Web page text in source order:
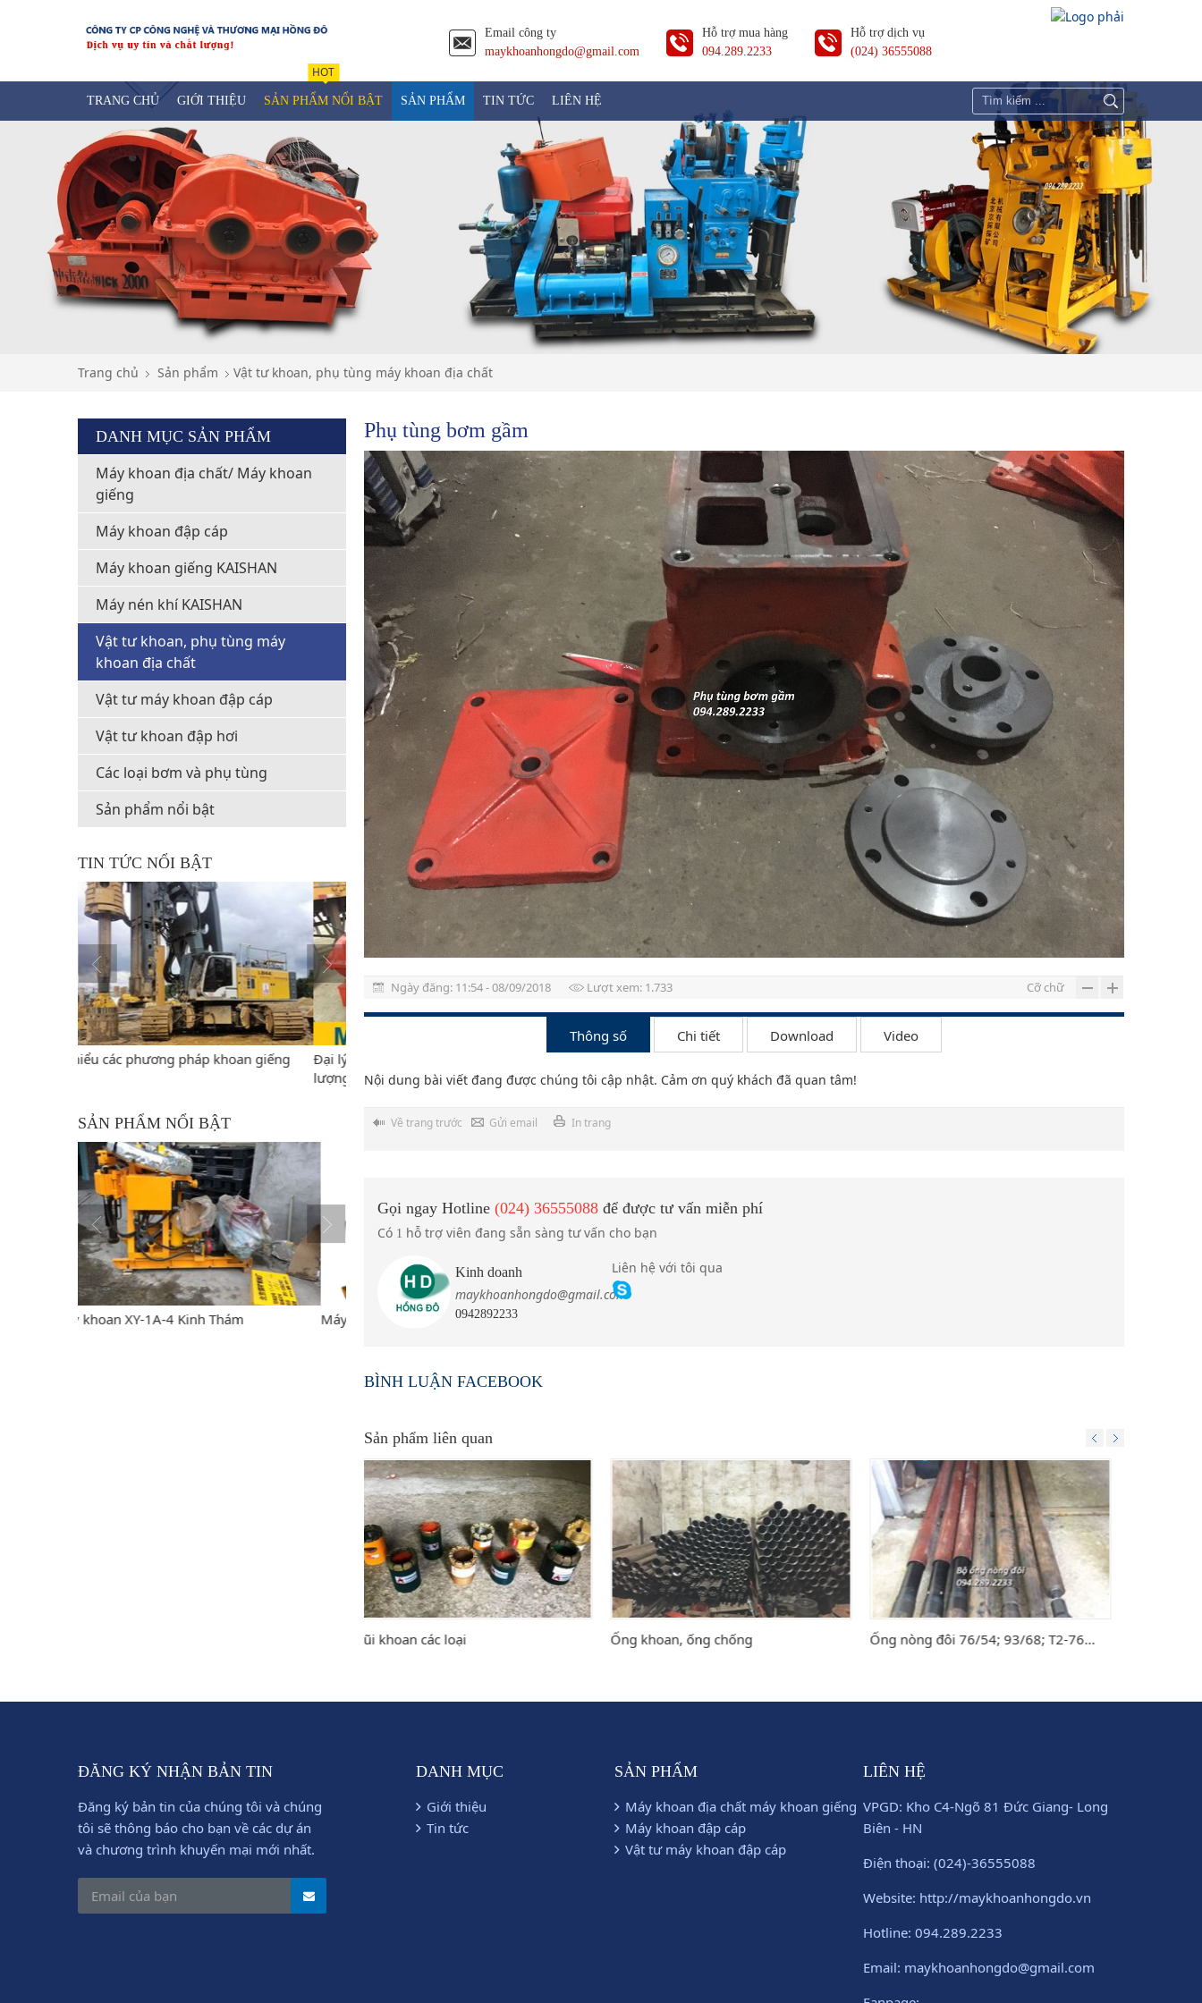
Email công ty
maykhoanhongdo@gmail.com
Hỗ trợ mua hàng
094.289.2233
Hỗ trợ dịch vụ
(024) 36555088
TRANG CHỦ GIỚI THIỆU
HOT
SẢN PHẨM NỔI BẬT SẢN PHẨM TIN TỨC LIÊN HỆ
Trang chủ Sản phẩm Vật tư khoan, phụ tùng máy khoan địa chất
DANH MỤC SẢN PHẨM
Máy khoan địa chất/ Máy khoan
giếng
Máy khoan đập cáp
Máy khoan giếng KAISHAN
Máy nén khí KAISHAN
Vật tư khoan, phụ tùng máy
khoan địa chất
Vật tư máy khoan đập cáp
Vật tư khoan đập hơi
Các loại bơm và phụ tùng
Sản phẩm nổi bật
TIN TỨC NỔI BẬT
Đại lý bán máy khoan đập cáp giá rẻ, chất
SẢN PHẨM NỔI BẬT
Máy Khoan XY-1 Kinh Thám Máy khoan GK300-1
Phụ tùng bơm gầm
Ngày đăng: 11:54 - 08/09/2018 Lượt xem: 1.733 Cỡ chữ
Thông số Chi tiết Download Video
Nội dung bài viết đang được chúng tôi cập nhật. Cảm ơn quý khách đã quan tâm!
Về trang trước Gửi email In trang
Gọi ngay Hotline (024) 36555088 để được tư vấn miễn phí
Có 1 hỗ trợ viên đang sẵn sàng tư vấn cho bạn
Kinh doanh
maykhoanhongdo@gmail.com
0942892233
Liên hệ với tôi qua
BÌNH LUẬN FACEBOOK
Sản phẩm liên quan
Ống khoan, ống chống Ống nòng đôi 76/54; 93/68; T2-76... Khóa ống, khóa cần
ĐĂNG KÝ NHẬN BẢN TIN
Đăng ký bản tin của chúng tôi và chúng
tôi sẽ thông báo cho bạn về các dự án
và chương trình khuyến mại mới nhất.
DANH MỤC
Giới thiệu
Tin tức
SẢN PHẨM
Máy khoan địa chất máy khoan giếng
Máy khoan đập cáp
Vật tư máy khoan đập cáp
LIÊN HỆ
VPGD: Kho C4-Ngõ 81 Đức Giang- Long
Biên - HN
Điện thoại: (024)-36555088
Website: http://maykhoanhongdo.vn
Hotline: 094.289.2233
Email: maykhoanhongdo@gmail.com